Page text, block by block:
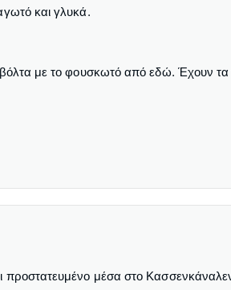
και γλυκά.
βόλτα με το φουσκωτό από εδώ. Έχουν
προστατευμένο μέσα στο